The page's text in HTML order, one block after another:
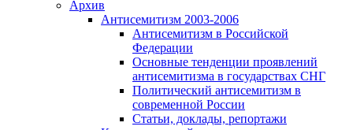
Архив
Антисемитизм 2003-2006
Антисемитизм в Российской
Федерации
Основные тенденции проявлений
антисемитизма в государствах СНГ
Политический антисемитизм в
современной России
Статьи, доклады, репортажи